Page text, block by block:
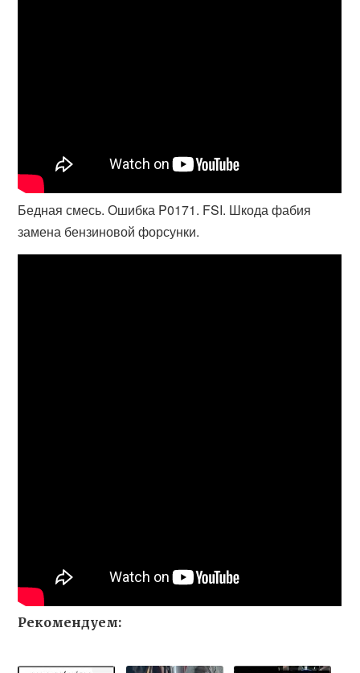
Бедная смесь. Ошибка P0171. FSI. Шкода фабия
замена бензиновой форсунки.
Рекомендуем: